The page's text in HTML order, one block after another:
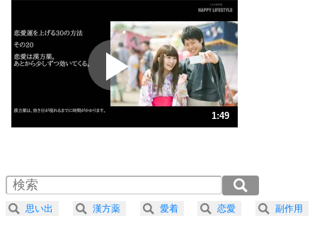
いらいらしない人になる30の方法
プラス思考
ポジティブになれない原因は、行動しないから。
ポジティブ思考になる30の方法
ストレス対策
人生、なんとかなるもの。
気楽に生きる30の方法
4 器の大きい人は、怒りを優しさで表現する。
1:49
2.0倍速 （215KB 54秒）
2.5倍速 （172KB 43秒）
3.0倍速 （144KB 36秒）
思い出 漢方薬 愛着 恋愛 副作用